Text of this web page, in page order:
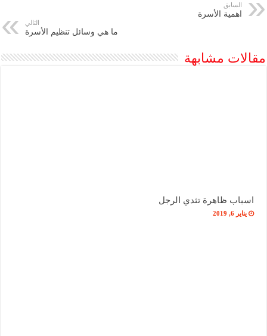
السابق
اهمية الأسرة
التالي
ما هي وسائل تنظيم الأسرة
مقالات مشابهة
اسباب ظاهرة تثدي الرجل
يناير 6, 2019